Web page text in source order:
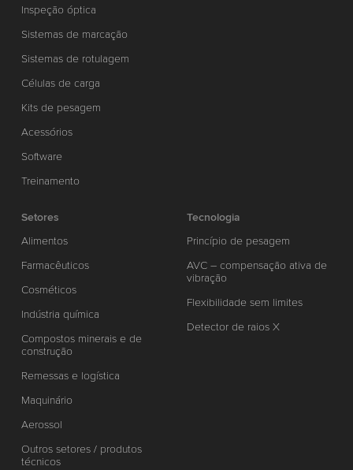
Inspeção óptica
Sistemas de marcação
Sistemas de rotulagem
Células de carga
Kits de pesagem
Acessórios
Software
Treinamento
Setores
Alimentos
Farmacêuticos
Cosméticos
Indústria química
Compostos minerais e de
construção
Remessas e logística
Maquinário
Aerossol
Outros setores / produtos
técnicos
Tecnologia
Princípio de pesagem
AVC – compensação ativa de
vibração
Flexibilidade sem limites
Detector de raios X